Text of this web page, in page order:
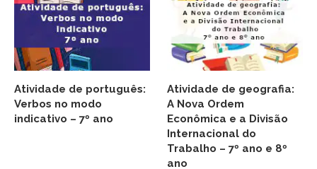
Atividade de português:
Verbos no modo
indicativo – 7º ano
Atividade de geografia:
A Nova Ordem
Econômica e a Divisão
Internacional do
Trabalho – 7º ano e 8º
ano